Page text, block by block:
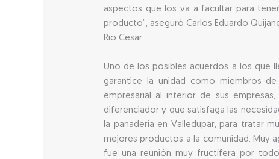
aspectos que los va a facultar para
producto”, aseguró Carlos Eduardo
Río Cesar.
Uno de los posibles acuerdos a los que
garantice la unidad como miembros
empresarial al interior de sus
diferenciador y que satisfaga las
la panadería en Valledupar, para tratar
mejores productos a la comunidad. Muy
fue una reunión muy fructífera por